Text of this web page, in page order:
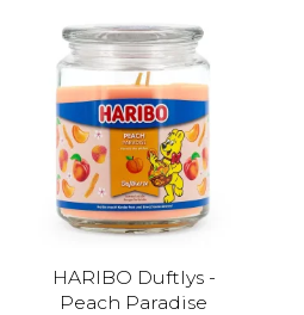
HARIBO Duftlys -
Peach Paradise